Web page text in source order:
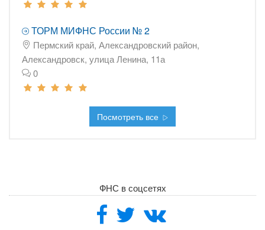
ТОРМ МИФНС России № 2
Пермский край, Александровский район,
Александровск, улица Ленина, 11а
0
Посмотреть все
ФНС в соцсетях